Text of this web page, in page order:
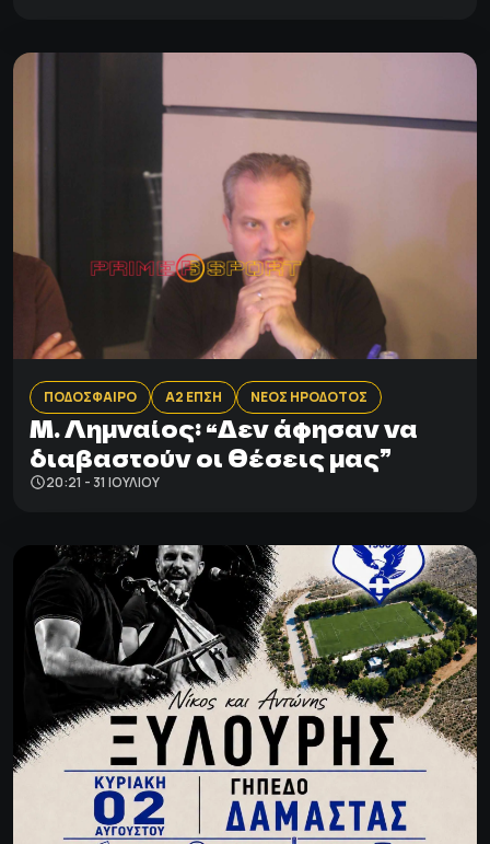
ΠΟΔΟΣΦΑΙΡΟ Α2 ΕΠΣΗ ΝΕΟΣ ΗΡΟΔΟΤΟΣ
Μ. Λημναίος: “Δεν άφησαν να
διαβαστούν οι θέσεις μας”
20:21 - 31 ΙΟΥΛΊΟΥ